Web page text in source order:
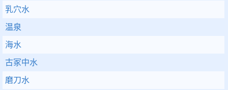
乳穴水
温泉
海水
古冢中水
磨刀水